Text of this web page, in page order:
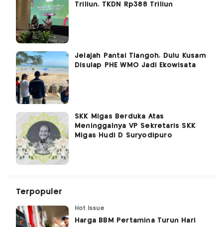
Triliun, TKDN Rp388 Triliun
Jelajah Pantai Tlangoh, Dulu Kusam
Disulap PHE WMO Jadi Ekowisata
SKK Migas Berduka Atas
Meninggalnya VP Sekretaris SKK
Migas Hudi D Suryodipuro
Terpopuler
Hot Issue
Harga BBM Pertamina Turun Hari